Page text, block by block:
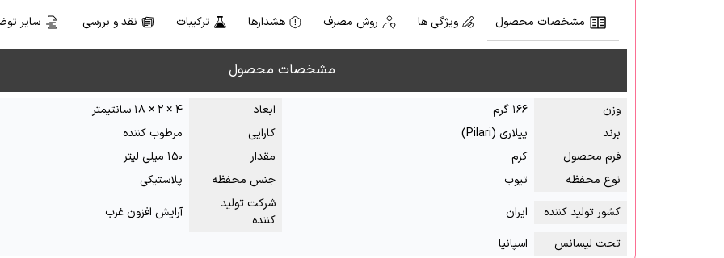
مشخصات محصول ویژگی ها روش مصرف هشدارها ترکیبات نقد و بررسی سایر
مشخصات محصول
وزن ۱۶۶ گرم ابعاد
۴ × ۲ × ۱۸ سانتیمتر
برند
پیلاری (Pilari) کارایی
مرطوب کننده
فرم محصول
کرم مقدار
۱۵۰ میلی لیتر
نوع محفظه
تیوب جنس محفظه
پلاستیکی
کشور تولید کننده
ایران
شرکت تولید
کننده
آرایش افزون غرب
تحت لیسانس
اسپانیا